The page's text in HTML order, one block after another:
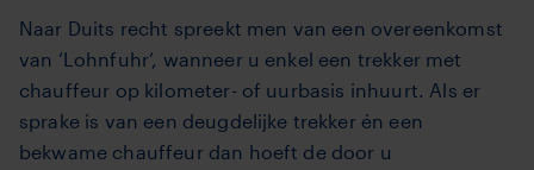
Naar Duits recht spreekt men van een overeenkomst
van ‘Lohnfuhr’, wanneer u enkel een trekker met
chauffeur op kilometer- of uurbasis inhuurt. Als er
sprake is van een deugdelijke trekker én een
bekwame chauffeur dan hoeft de door u